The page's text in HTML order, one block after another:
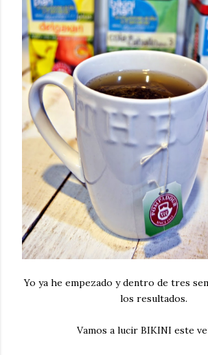
Yo ya he empezado y dentro de tres
los resultados.
Vamos a lucir BIKINI este